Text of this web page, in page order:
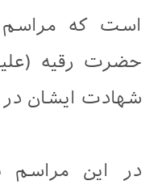
است که مراسم
حضرت رقیه
شهادت ایشان در
در این مراسم